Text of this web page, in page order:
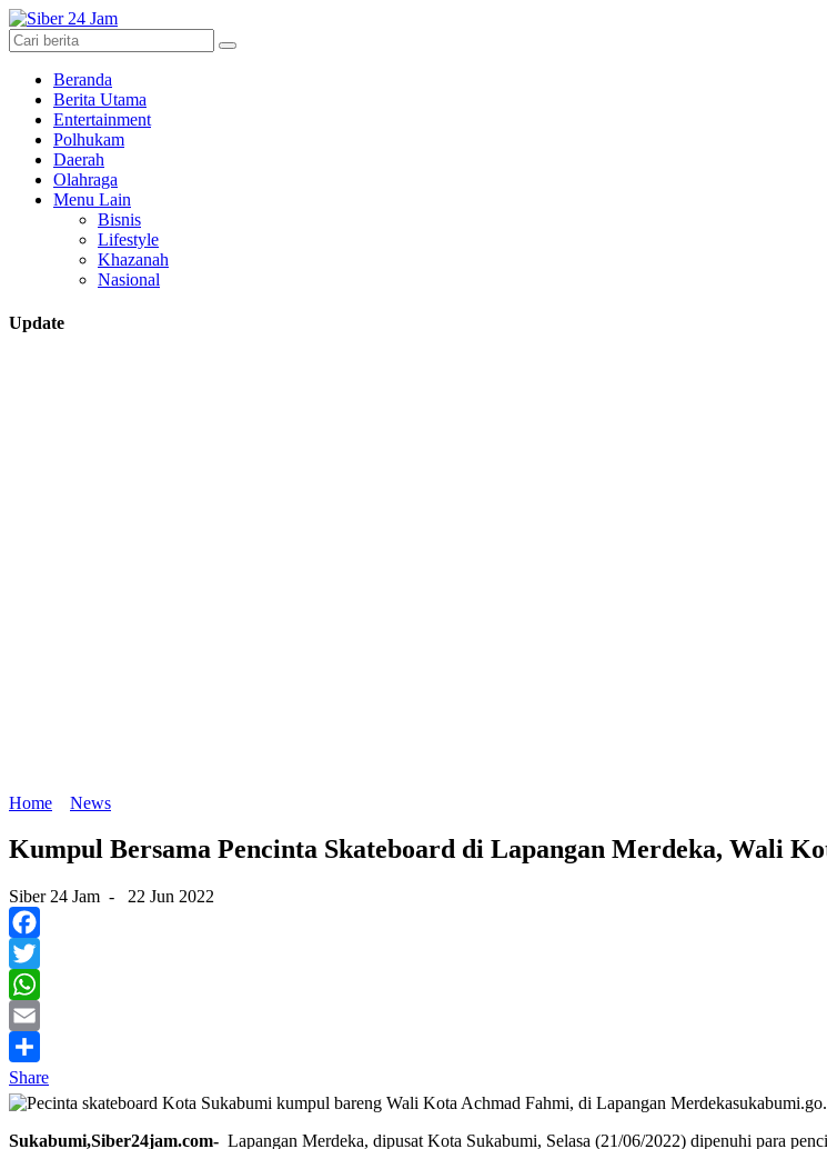
Beranda
Berita Utama
Entertainment
Polhukam
Daerah
Olahraga
Menu Lain
Bisnis
Lifestyle
Khazanah
Nasional
Update
Home
News
Kumpul Bersama Pencinta Skateboard di Lapangan Merdeka, Wali
Siber 24 Jam - 22 Jun 2022
Facebook
Twitter
WhatsApp
Email
Share
Sukabumi,Siber24jam.com- Lapangan Merdeka, dipusat Kota Sukabumi, Selasa (21/06/2022) dipenuhi para